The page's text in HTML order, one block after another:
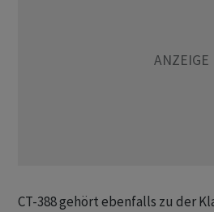
CT-388 gehört ebenfalls zu der